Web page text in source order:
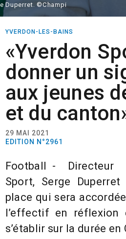
Duperret. ©Champi
YVERDON-LES-BAINS
«Yverdon
donner un
aux jeunes
et du
29 MAI 2021
EDITION N°2961
Football - Directeur
Sport, Serge Duperret
place qui sera
l’effectif en réflexion
s’établir sur la durée en